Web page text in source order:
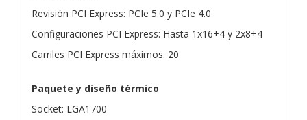
Revisión PCI Express: PCIe 5.0 y PCIe 4.0
Configuraciones PCI Express: Hasta 1x16+4 y 2x8+4
Carriles PCI Express máximos: 20
Paquete y diseño térmico
Socket: LGA1700